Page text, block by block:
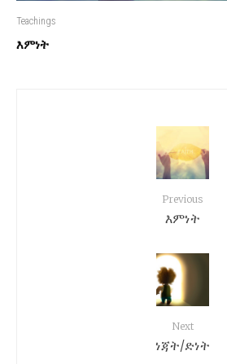
Teachings
እምነት
Previous
እምነት
Next
ነጃት/ድነት